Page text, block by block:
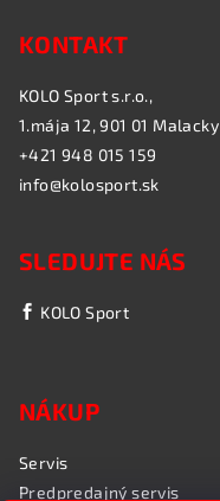
KONTAKT
KOLO Sport s.r.o.,
1.mája 12, 901 01 Malacky
+421 948 015 159
info@kolosport.sk
SLEDUJTE NÁS
KOLO Sport
NÁKUP
Servis
Predpredajný servis